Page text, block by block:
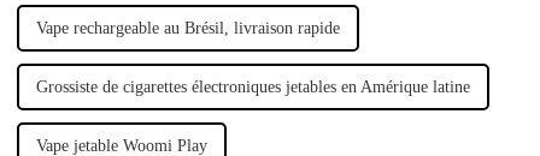
Vape rechargeable au Brésil, livraison rapide
Grossiste de cigarettes électroniques jetables en Amérique latine
Vape jetable Woomi Play